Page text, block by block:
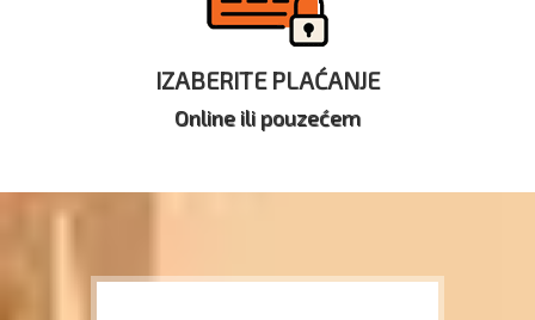
IZABERITE PLAĆANJE
Online ili pouzećem